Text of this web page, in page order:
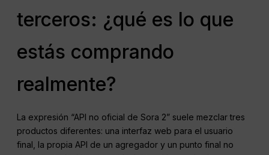
terceros: ¿qué es lo que
estás comprando
realmente?
La expresión “API no oficial de Sora 2” suele mezclar tres
productos diferentes: una interfaz web para el usuario
final, la propia API de un agregador y un punto final no